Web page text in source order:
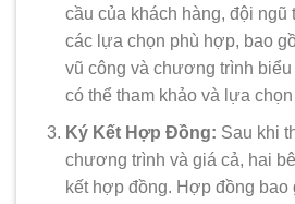
cầu của khách hàng, đội ngũ
các lựa chọn phù hợp, bao
vũ công và chương trình
có thể tham khảo và lựa
Ký Kết Hợp Đồng: Sau khi
chương trình và giá cả, hai
kết hợp đồng. Hợp đồng bao